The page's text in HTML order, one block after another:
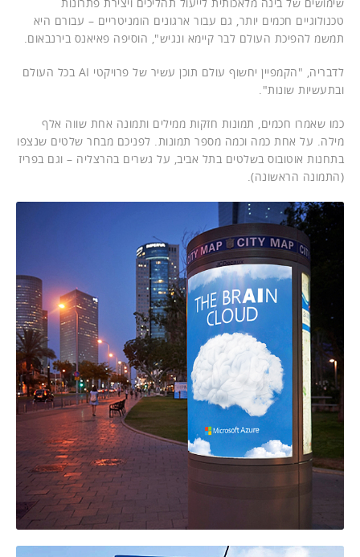
טכנולוגיים חכמים יותר, גם עבור ארגונים הומניטריים – עבורם היא
תמשמ להפיכת העולם לבר קיימא ונגיש", הוסיפה פאיאנס בירנבאום.
לדבריה, "הקמפיין יחשוף עולם תוכן עשיר של פרויקטי AI בכל העולם
ובתעשיות שונות".
כמו שאמרו חכמים, תמונות חזקות ממילים ותמונה אחת שווה אלף
מילה. על אחת כמה וכמה מספר תמונות. לפניכם מבחר שלטים שנצפו
בתחנות אוטובוס בשלטים בתל אביב, על גשרים בהרצליה – וגם בפריז
(התמונה הראשונה).